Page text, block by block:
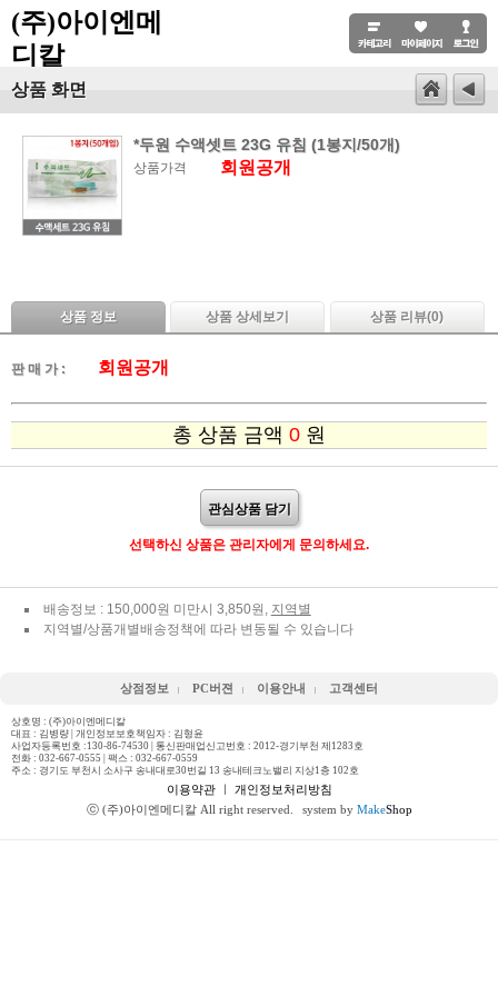
(주)아이엔메
디칼
상품 화면
*두원 수액셋트 23G 유침 (1봉지/50개)
상품가격 회원공개
상품 정보 상품 상세보기 상품 리뷰(0)
판 매 가 : 회원공개
총 상품 금액 0 원
관심상품 담기
선택하신 상품은 관리자에게 문의하세요.
배송정보 : 150,000원 미만시 3,850원, 지역별
지역별/상품개별배송정책에 따라 변동될 수 있습니다
상점정보 PC버젼 이용안내 고객센터
상호명 : (주)아이엔메디칼
대표 : 김병량 | 개인정보보호책임자 : 김형윤
사업자등록번호 :130-86-74530 | 통신판매업신고번호 : 2012-경기부천 제1283호
전화 : 032-667-0555 | 팩스 : 032-667-0559
주소 : 경기도 부천시 소사구 송내대로30번길 13 송내테크노밸리 지상1층 102호
이용약관ㅣ 개인정보처리방침
ⓒ (주)아이엔메디칼 All right reserved.
system by MakeShop